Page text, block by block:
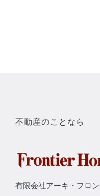
不動産のことなら
有限会社アーキ・フロ